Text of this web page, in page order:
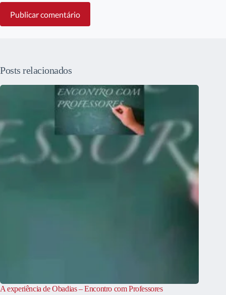
Publicar comentário
Posts relacionados
A experiência de Obadias – Encontro com Professores